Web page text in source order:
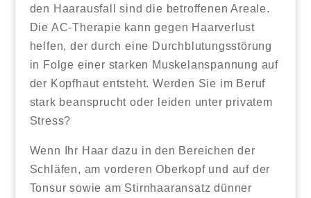
den Haarausfall sind die betroffenen Areale.
Die AC-Therapie kann gegen Haarverlust
helfen, der durch eine Durchblutungsstörung
in Folge einer starken Muskelanspannung auf
der Kopfhaut entsteht. Werden Sie im Beruf
stark beansprucht oder leiden unter privatem
Stress?
Wenn Ihr Haar dazu in den Bereichen der
Schläfen, am vorderen Oberkopf und auf der
Tonsur sowie am Stirnhaaransatz dünner